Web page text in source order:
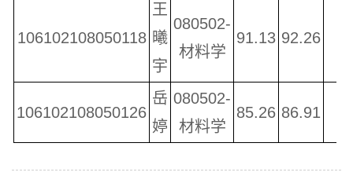
106102108050118
王
曦
宇
080502-
材料学
91.13 92.26
106102108050126
岳
婷
080502-
材料学
85.26 86.91